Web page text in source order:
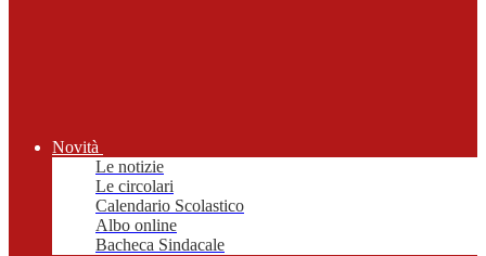
Novità
Le notizie
Le circolari
Calendario Scolastico
Albo online
Bacheca Sindacale